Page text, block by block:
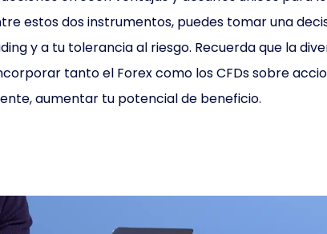
estos dos instrumentos, puedes tomar una
y a tu tolerancia al riesgo. Recuerda que la
tanto el Forex como los CFDs sobre
aumentar tu potencial de beneficio.